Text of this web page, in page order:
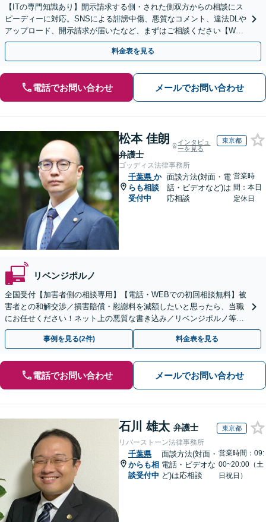
【ITの専門知識あり】開示請求する側・された側双方からの相談にス
ピーディーに対応。SNSによる誹謗中傷、悪質なコメント、違法DLや
アップロード、開示請求が届いたなど、まずはご相談ください【WEB
面談OK&解決実績豊富】【千葉中央駅4分】
料金表を見る
電話でお問い合わせ メールでお問い合わせ
松本 佳朗
弁護士
インタビュ
ーを見る
東京都
ゴッディス法律事務所
千葉県 か
らも相談
受付中
面談方法(対面・電
話・ビデオなど)は
応相談
営業時
間：本日
定休日
リベンジポルノ
全国受付【加害者側の相談専用】【電話・WEBでの初回相談無料】被
害者との和解交渉／損害賠償・慰謝料を減額したいと思ったら、当職
にお任せください！ネット上の悪質な書き込み／リベンジポルノ等、
代表弁護士が最後まで対応【関東エリア以外の相談も可】
事例を見る(2件) 料金表を見る
電話でお問い合わせ メールでお問い合わせ
石川 雄太 弁護士 東京都
リバーストーン法律事務所
千葉県
からも相
談受付中
面談方法(対面・
電話・ビデオな
ど)は応相談
営業時間：09:
00~20:00（土
日祝日）